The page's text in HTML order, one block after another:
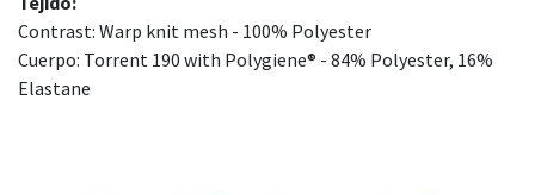
Contrast: Warp knit mesh - 100% Polyester
Cuerpo: Torrent 190 with Polygiene® - 84% Polyester, 16%
Elastane